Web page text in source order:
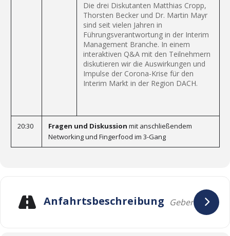
Die drei Diskutanten Matthias Cropp,
Thorsten Becker und Dr. Martin Mayr
sind seit vielen Jahren in
Führungsverantwortung in der Interim
Management Branche. In einem
interaktiven Q&A mit den Teilnehmern
diskutieren wir die Auswirkungen und
Impulse der Corona-Krise für den
Interim Markt in der Region DACH.
20:30 Fragen und Diskussion mit anschließendem
Networking und Fingerfood im 3-Gang
Anfahrtsbeschreibung